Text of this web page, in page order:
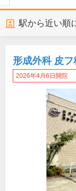
駅から近い順
形成外科 皮
2026年4月6日開院